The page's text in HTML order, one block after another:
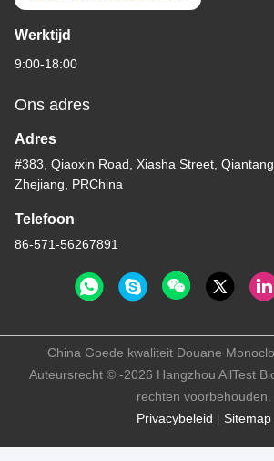
Werktijd
9:00-18:00
Ons adres
Adres
#383, Qiaoxin Road, Xiasha Street,
Zhejiang, PRChina
Telefoon
86-571-56267891
Privacybeleid | Sitemap
China Goede kwaliteit Douane
Auteursrecht © -2026 Hangzhou AllTest
rechten voorbehouden.